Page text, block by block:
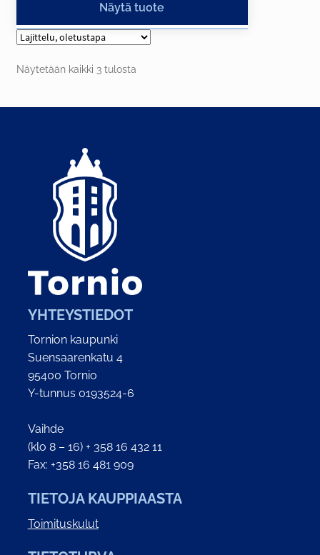
Näytä tuote
Näytetään kaikki 3 tulosta
YHTEYSTIEDOT
Tornion kaupunki
Suensaarenkatu 4
95400 Tornio
Y-tunnus 0193524-6
Vaihde
(klo 8 – 16) + 358 16 432 11
Fax: +358 16 481 909
TIETOJA KAUPPIAASTA
Toimituskulut